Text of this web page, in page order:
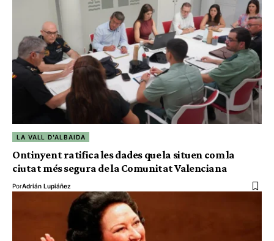
LA VALL D'ALBAIDA
Ontinyent ratifica les dades que la situen com la
ciutat més segura de la Comunitat Valenciana
PorAdrián Lupiáñez